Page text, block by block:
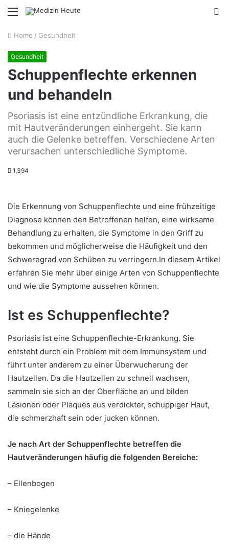
Menu
Home / Gesundheit
Gesundheit
Schuppenflechte erkennen
und behandeln
Psoriasis ist eine entzündliche Erkrankung, die
mit Hautveränderungen einhergeht. Sie kann
auch die Gelenke betreffen. Verschiedene Arten
verursachen unterschiedliche Symptome.
1,394
Die Erkennung von Schuppenflechte und eine frühzeitige
Diagnose können den Betroffenen helfen, eine wirksame
Behandlung zu erhalten, die Symptome in den Griff zu
bekommen und möglicherweise die Häufigkeit und den
Schweregrad von Schüben zu verringern.In diesem Artikel
erfahren Sie mehr über einige Arten von Schuppenflechte
und wie die Symptome aussehen können.
Ist es Schuppenflechte?
Psoriasis ist eine Schuppenflechte-Erkrankung. Sie
entsteht durch ein Problem mit dem Immunsystem und
führt unter anderem zu einer Überwucherung der
Hautzellen. Da die Hautzellen zu schnell wachsen,
sammeln sie sich an der Oberfläche an und bilden
Läsionen oder Plaques aus verdickter, schuppiger Haut,
die schmerzhaft sein oder jucken können.
Je nach Art der Schuppenflechte betreffen die
Hautveränderungen häufig die folgenden Bereiche:
– Ellenbogen
– Kniegelenke
– die Hände